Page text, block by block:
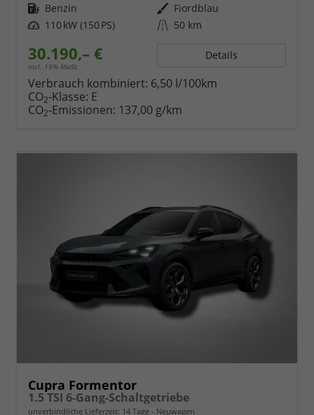
Kraftstoff Benzin Außenfarbe Fiordblau
Leistung 110 kW (150 PS) Kilometerstand 50 km
30.190,– €
incl. 19% MwSt.
Details
Verbrauch kombiniert: 6,50 l/100km
CO2-Klasse: E
CO2-Emissionen: 137,00 g/km
Cupra Formentor
1.5 TSI 6-Gang-Schaltgetriebe
unverbindliche Lieferzeit: 14 Tage Neuwagen